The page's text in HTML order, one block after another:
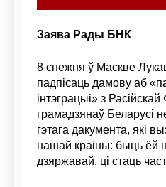
Заява Рады БНК
8 снежня ў Маскве
падпісаць дамову аб
інтэграцыі» з
грамадзянаў Беларусі
гэтага дакумента, які
нашай краіны: быць ёй
дзяржавай, ці стаць